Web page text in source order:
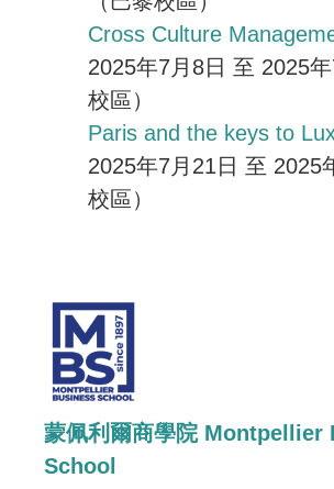
Cross Culture
2025年7月8日 至 2025
校區）
Paris and the keys to
2025年7月21日 至 2025
校區）
蒙佩利爾商學院 Montpellier
School